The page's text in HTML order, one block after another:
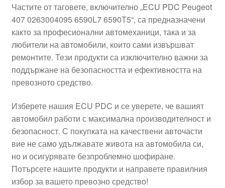
Правила и условия
Процедура за рекламации
Разгледайте
Транспорт
Частите от таговете, включително „ECU PDC Peugeot
407 0263004095 6590L7 6590T5“, са предназначени
както за професионални автомеханици, така и за
любители на автомобили, които сами извършват
ремонтите. Тези продукти са изключително важни за
поддържане на безопасността и ефективността на
превозното средство.
Изберете нашия ECU PDC и се уверете, че вашият
автомобил работи с максимална производителност и
безопасност. С покупката на качествени авточасти
вие не само удължавате живота на автомобила си,
но и осигурявате безпроблемно шофиране.
Потърсете нашите продукти и направете правилния
избор за вашето превозно средство!